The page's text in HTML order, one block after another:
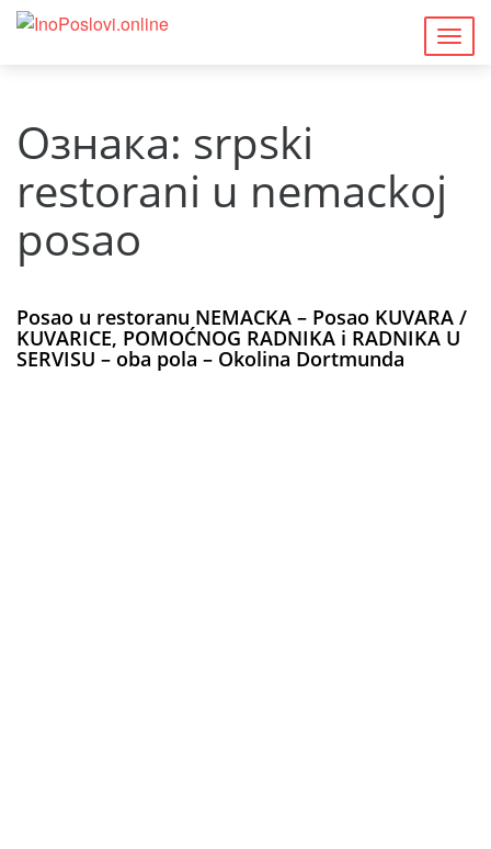
Ознака: srpski
restorani u nemackoj
posao
Posao u restoranu NEMACKA – Posao KUVARA /
KUVARICE, POMOĆNOG RADNIKA i RADNIKA U
SERVISU – oba pola – Okolina Dortmunda